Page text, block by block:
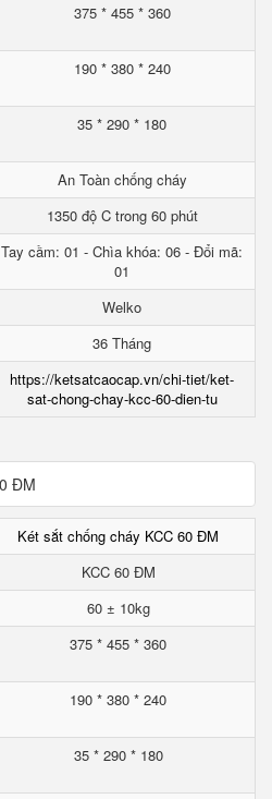
375 * 455 * 360
190 * 380 * 240
35 * 290 * 180
An Toàn chống cháy
1350 độ C trong 60 phút
Tay cầm: 01 - Chìa khóa: 06 - Đổi mã:
01
Welko
36 Tháng
https://ketsatcaocap.vn/chi-tiet/ket-
sat-chong-chay-kcc-60-dien-tu
Két sắt chống cháy KCC 60 ĐM
KCC 60 ĐM
60 ± 10kg
375 * 455 * 360
190 * 380 * 240
35 * 290 * 180